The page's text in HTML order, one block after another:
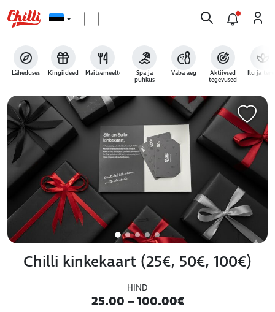
Läheduses Kingiideed Maitsemeeltele Spa ja
puhkus
Vaba aeg Aktiivsed
tegevused
Ilu ja
Chilli kinkekaart (25€, 50€, 100€)
HIND
25.00 – 100.00€